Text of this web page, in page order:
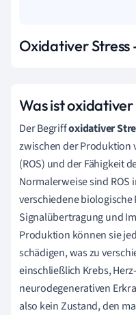
Oxidativer
Was ist oxidativer
Der Begriffoxidativer
zwischen der Produktion
(ROS) und der Fähigkeit
Normalerweise sind ROS
verschiedene biologische
Signalübertragung und
Produktion können sie
schädigen, was zu
einschließlich Krebs,
neurodegenerativen
also kein Zustand, den